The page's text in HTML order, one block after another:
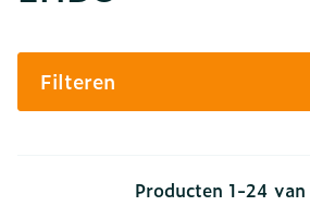
Filteren
Producten 1-24 van